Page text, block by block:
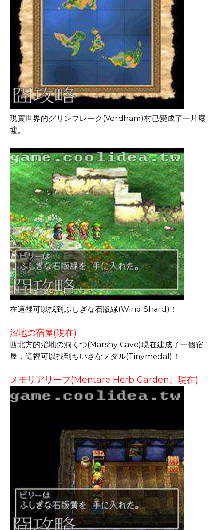
現實世界的グリンフレーク(Verdham)村已變成了一片廢
墟。
在這裡可以找到ふしぎな石版緑(Wind Shard)！
沼地の宿屋(現在)
西北方的沼地の洞くつ(Marshy Cave)現在建成了一個宿
屋，這裡可以找到ちいさなメダル(Tinymedal)！
メモリアリーフ(Mentare Herb Garden、現在)